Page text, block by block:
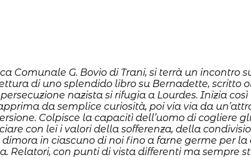
Comunale G. Bovio di Trani, si terrà un
di uno splendido libro su Bernadette, scritto
nazista si rifugia a Lourdes. Inizia
da semplice curiosità, poi via via da
Colpisce la capacitì dell’uomo di cogliere
con lei i valori della sofferenza, della
in ciascuno di noi fino a farne germe per
Relatori, con punti di vista differenti ma sempre